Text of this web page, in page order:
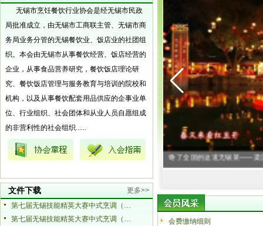
无锡市烹饪餐饮行业协会是经无锡市民政
局批准成立，由无锡市工商联主管、无锡市商
务局业务分管的无锡餐饮业、饭店业的社团组
织。本会由无锡市从事餐饮经营、饭店经营的
企业，从事食品营养研究，餐饮饭店理论研
究、餐饮饭店管理与服务教育与培训的院校和
机构，以及从事餐饮配套用品供应的企事业单
位、行业组织、社会团体和从业人员自愿组成
的非营利性的社会组织......
文件下载
更多>>
第七届无锡技能精英大赛中式烹调（锡菜）项目选拔赛报名表
第七届无锡技能精英大赛中式烹调（锡菜）项目技术文件
鳝怎么做？ 第十九届中国美食节第七届
会费缴纳细则